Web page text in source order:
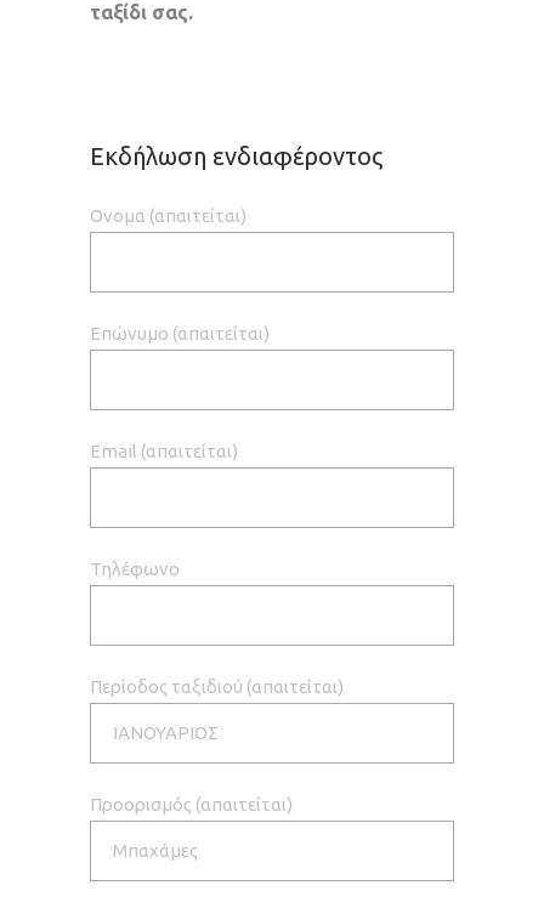
ταξίδι σας.
Εκδήλωση ενδιαφέροντος
Ονομα (απαιτείται)
Επώνυμο (απαιτείται)
Email (απαιτείται)
Τηλέφωνο
Περίοδος ταξιδιού (απαιτείται)
Προορισμός (απαιτείται)